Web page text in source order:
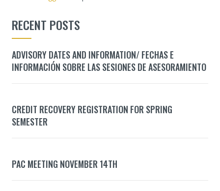
RECENT POSTS
ADVISORY DATES AND INFORMATION/ FECHAS E
INFORMACIÓN SOBRE LAS SESIONES DE ASESORAMIENTO
CREDIT RECOVERY REGISTRATION FOR SPRING
SEMESTER
PAC MEETING NOVEMBER 14TH